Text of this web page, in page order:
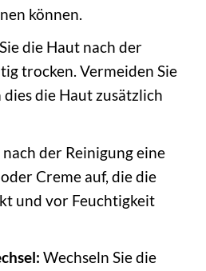
können.
die Haut nach der
trocken. Vermeiden Sie
dies die Haut zusätzlich
nach der Reinigung eine
Creme auf, die die
und vor Feuchtigkeit
Wechseln Sie die